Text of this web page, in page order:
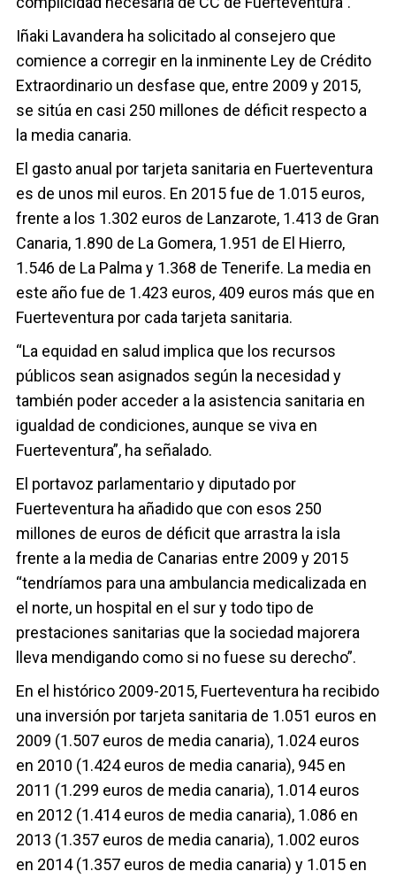
Iñaki Lavandera ha solicitado al consejero que
comience a corregir en la inminente Ley de Crédito
Extraordinario un desfase que, entre 2009 y 2015,
se sitúa en casi 250 millones de déficit respecto a
la media canaria.
El gasto anual por tarjeta sanitaria en Fuerteventura
es de unos mil euros. En 2015 fue de 1.015 euros,
frente a los 1.302 euros de Lanzarote, 1.413 de Gran
Canaria, 1.890 de La Gomera, 1.951 de El Hierro,
1.546 de La Palma y 1.368 de Tenerife. La media en
este año fue de 1.423 euros, 409 euros más que en
Fuerteventura por cada tarjeta sanitaria.
“La equidad en salud implica que los recursos
públicos sean asignados según la necesidad y
también poder acceder a la asistencia sanitaria en
igualdad de condiciones, aunque se viva en
Fuerteventura”, ha señalado.
El portavoz parlamentario y diputado por
Fuerteventura ha añadido que con esos 250
millones de euros de déficit que arrastra la isla
frente a la media de Canarias entre 2009 y 2015
“tendríamos para una ambulancia medicalizada en
el norte, un hospital en el sur y todo tipo de
prestaciones sanitarias que la sociedad majorera
lleva mendigando como si no fuese su derecho”.
En el histórico 2009-2015, Fuerteventura ha recibido
una inversión por tarjeta sanitaria de 1.051 euros en
2009 (1.507 euros de media canaria), 1.024 euros
en 2010 (1.424 euros de media canaria), 945 en
2011 (1.299 euros de media canaria), 1.014 euros
en 2012 (1.414 euros de media canaria), 1.086 en
2013 (1.357 euros de media canaria), 1.002 euros
en 2014 (1.357 euros de media canaria) y 1.015 en